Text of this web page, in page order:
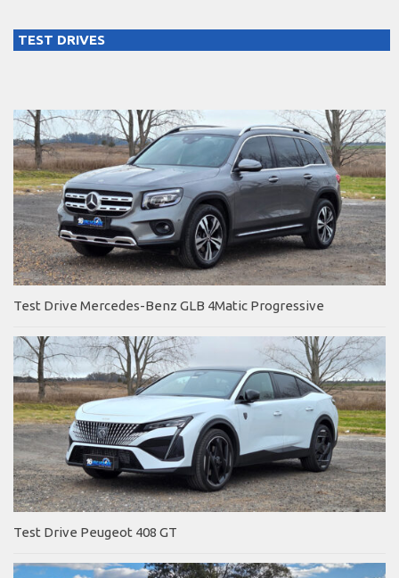
TEST DRIVES
Test Drive Mercedes-Benz GLB 4Matic Progressive
Test Drive Peugeot 408 GT